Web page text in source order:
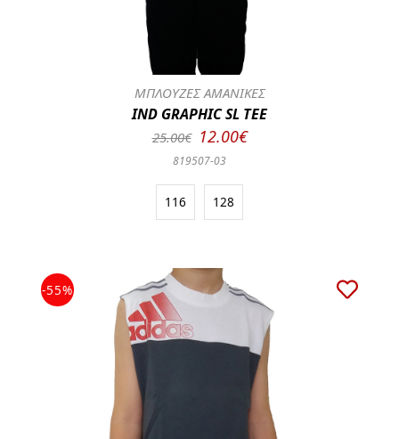
ΜΠΛΟΥΖΕΣ ΑΜΑΝΙΚΕΣ
IND GRAPHIC SL TEE
25.00€ 12.00€
819507-03
116 128
-55%